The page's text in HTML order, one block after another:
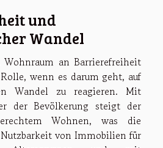
und
Wandel
Wohnraum an Barrierefreiheit
wenn es darum geht, auf
Wandel zu reagieren. Mit
der Bevölkerung steigt der
Wohnen, was die
von Immobilien für